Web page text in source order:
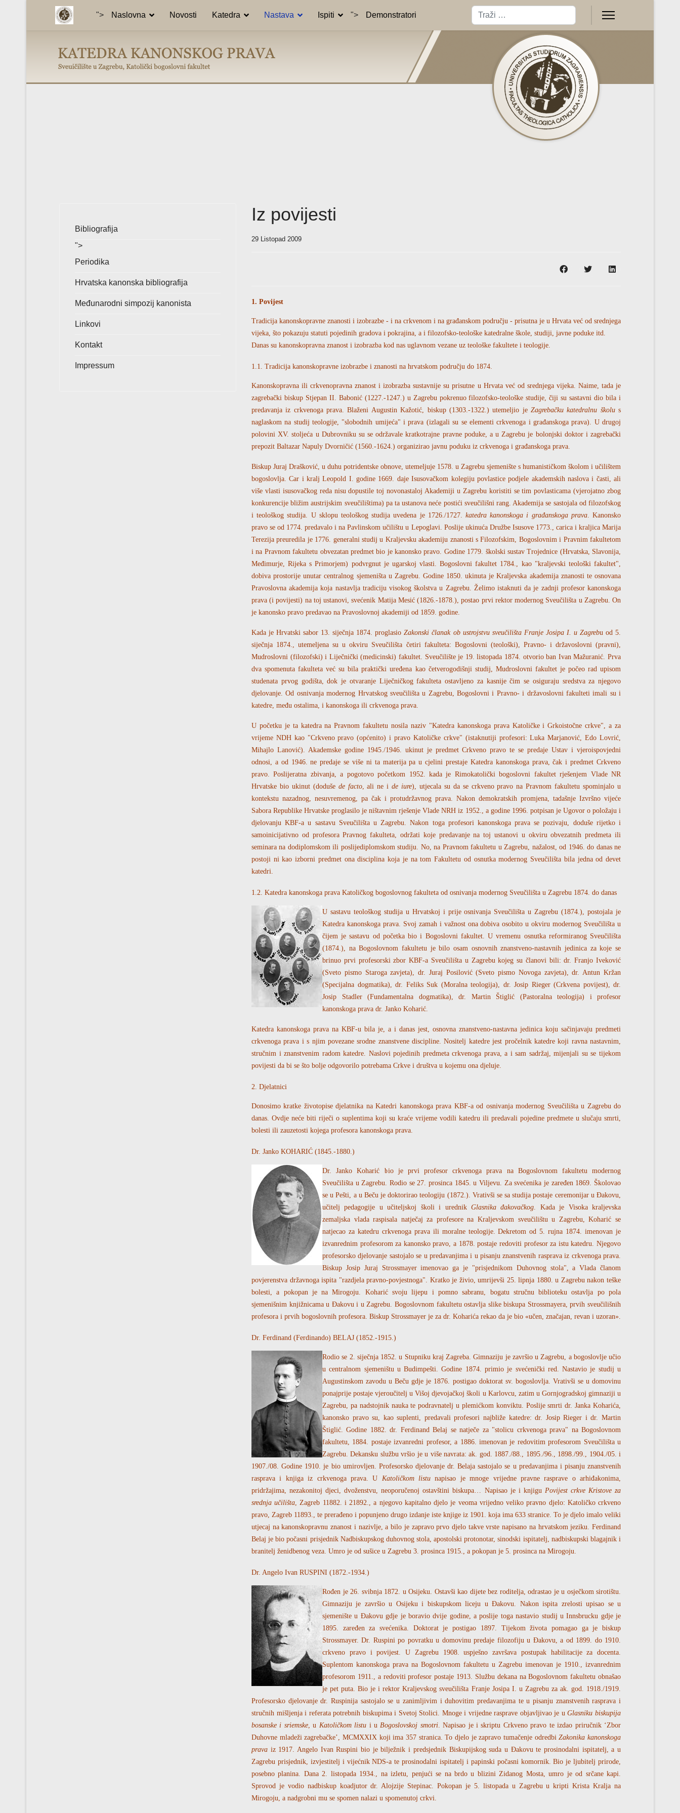
"> Naslovna Novosti Katedra Nastava Ispiti "> Demonstratori Traži
Type 2 or more characters for results.
Bibliografija
">
Periodika
Hrvatska kanonska bibliografija
Međunarodni simpozij kanonista
Linkovi
Kontakt
Impressum
Iz povijesti
29 Listopad 2009
1. Povijest
Tradicija kanonskopravne znanosti i izobrazbe - i na crkvenom i na građanskom području - prisutna je u Hrvata već od srednjega
vijeka, što pokazuju statuti pojedinih gradova i pokrajina, a i filozofsko-teološke katedralne škole, studiji, javne poduke itd.
Danas su kanonskopravna znanost i izobrazba kod nas uglavnom vezane uz teološke fakultete i teologije.
1.1. Tradicija kanonskopravne izobrazbe i znanosti na hrvatskom području do 1874.
Kanonskopravna ili crkvenopravna znanost i izobrazba sustavnije su prisutne u Hrvata već od srednjega vijeka. Naime, tada je
zagrebački biskup Stjepan II. Babonić (1227.-1247.) u Zagrebu pokrenuo filozofsko-teološke studije, čiji su sastavni dio bila i
predavanja iz crkvenoga prava. Blaženi Augustin Kažotić, biskup (1303.-1322.) utemeljio je Zagrebačku katedralnu školus
naglaskom na studij teologije, "slobodnih umijeća" i prava (izlagali su se elementi crkvenoga i građanskoga prava). U drugoj
polovini XV. stoljeća u Dubrovniku su se održavale kratkotrajne pravne poduke, a u Zagrebu je bolonjski doktor i zagrebački
prepozit Baltazar Napuly Dvorničić (1560.-1624.) organizirao javnu poduku iz crkvenoga i građanskoga prava.
Biskup Juraj Drašković, u duhu potridentske obnove, utemeljuje 1578. u Zagrebu sjemenište s humanističkom školom i učilištem
bogoslovlja. Car i kralj Leopold I. godine 1669. daje Isusovačkom kolegiju povlastice podjele akademskih naslova i časti, ali
više vlasti isusovačkog reda nisu dopustile toj novonastaloj Akademiji u Zagrebu koristiti se tim povlasticama (vjerojatno zbog
konkurencije bližim austrijskim sveučilištima) pa ta ustanova neće postići sveučilišni rang. Akademija se sastojala od filozofskog
i teološkog studija. U sklopu teološkog studija uvedena je 1726./1727. katedra kanonskoga i građanskoga prava. Kanonsko
pravo se od 1774. predavalo i na Pavlinskom učilištu u Lepoglavi. Poslije ukinuća Družbe Isusove 1773., carica i kraljica Marija
Terezija preuredila je 1776. generalni studij u Kraljevsku akademiju znanosti s Filozofskim, Bogoslovnim i Pravnim fakultetom
i na Pravnom fakultetu obvezatan predmet bio je kanonsko pravo. Godine 1779. školski sustav Trojednice (Hrvatska, Slavonija,
Međimurje, Rijeka s Primorjem) podvrgnut je ugarskoj vlasti. Bogoslovni fakultet 1784., kao "kraljevski teološki fakultet",
dobiva prostorije unutar centralnog sjemeništa u Zagrebu. Godine 1850. ukinuta je Kraljevska akademija znanosti te osnovana
Pravoslovna akademija koja nastavlja tradiciju visokog školstva u Zagrebu. Želimo istaknuti da je zadnji profesor kanonskoga
prava (i povijesti) na toj ustanovi, svećenik Matija Mesić (1826.-1878.), postao prvi rektor modernog Sveučilišta u Zagrebu. On
je kanonsko pravo predavao na Pravoslovnoj akademiji od 1859. godine.
Kada je Hrvatski sabor 13. siječnja 1874. proglasioZakonski članak ob ustrojstvu sveučilišta Franje Josipa I. u Zagrebu od 5.
siječnja 1874., utemeljena su u okviru Sveučilišta četiri fakulteta: Bogoslovni (teološki), Pravno- i državoslovni (pravni),
Mudroslovni (filozofski) i Liječnički (medicinski) fakultet. Sveučilište je 19. listopada 1874. otvorio ban Ivan Mažuranić. Prva
dva spomenuta fakulteta već su bila praktički uređena kao četverogodišnji studij, Mudroslovni fakultet je počeo rad upisom
studenata prvog godišta, dok je otvaranje Liječničkog fakulteta ostavljeno za kasnije čim se osiguraju sredstva za njegovo
djelovanje. Od osnivanja modernog Hrvatskog sveučilišta u Zagrebu, Bogoslovni i Pravno- i državoslovni fakulteti imali su i
katedre, među ostalima, i kanonskoga ili crkvenoga prava.
U početku je ta katedra na Pravnom fakultetu nosila naziv "Katedra kanonskoga prava Katoličke i Grkoistočne crkve", a za
vrijeme NDH kao "Crkveno pravo (općenito) i pravo Katoličke crkve" (istaknutiji profesori: Luka Marjanović, Edo Lovrić,
Mihajlo Lanović). Akademske godine 1945./1946. ukinut je predmet Crkveno pravo te se predaje Ustav i vjeroispovjedni
odnosi, a od 1946. ne predaje se više ni ta materija pa u cjelini prestaje Katedra kanonskoga prava, čak i predmet Crkveno
pravo. Poslijeratna zbivanja, a pogotovo početkom 1952. kada je Rimokatolički bogoslovni fakultet rješenjem Vlade NR
Hrvatske bio ukinut (doduše de facto, ali ne ide iure), utjecala su da se crkveno pravo na Pravnom fakultetu spominjalo u
kontekstu nazadnog, nesuvremenog, pa čak i protudržavnog prava. Nakon demokratskih promjena, tadašnje Izvršno vijeće
Sabora Republike Hrvatske proglasilo je ništavnim rješenje Vlade NRH iz 1952., a godine 1996. potpisan je Ugovor o položaju i
djelovanju KBF-a u sastavu Sveučilišta u Zagrebu. Nakon toga profesori kanonskoga prava se pozivaju, doduše rijetko i
samoinicijativno od profesora Pravnog fakulteta, održati koje predavanje na toj ustanovi u okviru obvezatnih predmeta ili
seminara na dodiplomskom ili poslijediplomskom studiju. No, na Pravnom fakultetu u Zagrebu, nažalost, od 1946. do danas ne
postoji ni kao izborni predmet ona disciplina koja je na tom Fakultetu od osnutka modernog Sveučilišta bila jedna od devet
katedri.
1.2. Katedra kanonskoga prava Katoličkog bogoslovnog fakulteta od osnivanja modernog Sveučilišta u Zagrebu 1874. do danas
U sastavu teološkog studija u Hrvatskoj i prije osnivanja Sveučilišta u Zagrebu (1874.), postojala je
Katedra kanonskoga prava. Svoj zamah i važnost ona dobiva osobito u okviru modernog Sveučilišta u
čijem je sastavu od početka bio i Bogoslovni fakultet. U vremenu osnutka reformiranog Sveučilišta
(1874.), na Bogoslovnom fakultetu je bilo osam osnovnih znanstveno-nastavnih jedinica za koje se
brinuo prvi profesorski zbor KBF-a Sveučilišta u Zagrebu kojeg su članovi bili: dr. Franjo Iveković
(Sveto pismo Staroga zavjeta), dr. Juraj Posilović (Sveto pismo Novoga zavjeta), dr. Antun Kržan
(Specijalna dogmatika), dr. Feliks Suk (Moralna teologija), dr. Josip Rieger (Crkvena povijest), dr.
Josip Stadler (Fundamentalna dogmatika), dr. Martin Štiglić (Pastoralna teologija) i profesor
kanonskoga prava dr. Janko Koharić.
Katedra kanonskoga prava na KBF-u bila je, a i danas jest, osnovna znanstveno-nastavna jedinica koju sačinjavaju predmeti
crkvenoga prava i s njim povezane srodne znanstvene discipline. Nositelj katedre jest pročelnik katedre koji ravna nastavnim,
stručnim i znanstvenim radom katedre. Naslovi pojedinih predmeta crkvenoga prava, a i sam sadržaj, mijenjali su se tijekom
povijesti da bi se što bolje odgovorilo potrebama Crkve i društva u kojemu ona djeluje.
2. Djelatnici
Donosimo kratke životopise djelatnika na Katedri kanonskoga prava KBF-a od osnivanja modernog Sveučilišta u Zagrebu do
danas. Ovdje neće biti riječi o suplentima koji su kraće vrijeme vodili katedru ili predavali pojedine predmete u slučaju smrti,
bolesti ili zauzetosti kojega profesora kanonskoga prava.
Dr. Janko KOHARIĆ (1845.-1880.)
Dr. Janko Koharić bio je prvi profesor crkvenoga prava na Bogoslovnom fakultetu modernog
Sveučilišta u Zagrebu. Rodio se 27. prosinca 1845. u Viljevu. Za svećenika je zaređen 1869. Školovao
se u Pešti, a u Beču je doktorirao teologiju (1872.). Vrativši se sa studija postaje ceremonijar u Đakovu,
učitelj pedagogije u učiteljskoj školi i urednikGlasnika đakovačkog. Kada je Visoka kraljevska
zemaljska vlada raspisala natječaj za profesore na Kraljevskom sveučilištu u Zagrebu, Koharić se
natjecao za katedru crkvenoga prava ili moralne teologije. Dekretom od 5. rujna 1874. imenovan je
izvanrednim profesorom za kanonsko pravo, a 1878. postaje redoviti profesor za istu katedru. Njegovo
profesorsko djelovanje sastojalo se u predavanjima i u pisanju znanstvenih rasprava iz crkvenoga prava.
Biskup Josip Juraj Strossmayer imenovao ga je "prisjednikom Duhovnog stola", a Vlada članom
povjerenstva državnoga ispita "razdjela pravno-povjestnoga". Kratko je živio, umrijevši 25. lipnja 1880. u Zagrebu nakon teške
bolesti, a pokopan je na Mirogoju. Koharić svoju lijepu i pomno sabranu, bogatu stručnu biblioteku ostavlja po pola
sjemenišnim knjižnicama u Đakovu i u Zagrebu. Bogoslovnom fakultetu ostavlja slike biskupa Strossmayera, prvih sveučilišnih
profesora i prvih bogoslovnih profesora. Biskup Strossmayer je za dr. Koharića rekao da je bio «učen, značajan, revan i uzoran».
Dr. Ferdinand (Ferdinando) BELAJ (1852.-1915.)
Rodio se 2. siječnja 1852. u Stupniku kraj Zagreba. Gimnaziju je završio u Zagrebu, a bogoslovlje učio
u centralnom sjemeništu u Budimpešti. Godine 1874. primio je svećenički red. Nastavio je studij u
Augustinskom zavodu u Beču gdje je 1876. postigao doktorat sv. bogoslovlja. Vrativši se u domovinu
ponajprije postaje vjeroučitelj u Višoj djevojačkoj školi u Karlovcu, zatim u Gornjogradskoj gimnaziji u
Zagrebu, pa nadstojnik nauka te podravnatelj u plemićkom konviktu. Poslije smrti dr. Janka Koharića,
kanonsko pravo su, kao suplenti, predavali profesori najbliže katedre: dr. Josip Rieger i dr. Martin
Štiglić. Godine 1882. dr. Ferdinand Belaj se natječe za "stolicu crkvenoga prava" na Bogoslovnom
fakultetu, 1884. postaje izvanredni profesor, a 1886. imenovan je redovitim profesorom Sveučilišta u
Zagrebu. Dekansku službu vršio je u više navrata: ak. god. 1887./88., 1895./96., 1898./99., 1904./05. i
1907./08. Godine 1910. je bio umirovljen. Profesorsko djelovanje dr. Belaja sastojalo se u predavanjima i pisanju znanstvenih
rasprava i knjiga iz crkvenoga prava. U Katoličkom listu napisao je mnoge vrijedne pravne rasprave o arhiđakonima,
pridržajima, nezakonitoj djeci, dvoženstvu, neoporučenoj ostavštini biskupa… Napisao je i knjigu Povijest crkve Kristove za
srednja učilišta, Zagreb 11882. i 21892., a njegovo kapitalno djelo je veoma vrijedno veliko pravno djelo: Katoličko crkveno
pravo, Zagreb 11893., te prerađeno i popunjeno drugo izdanje iste knjige iz 1901. koja ima 633 stranice. To je djelo imalo veliki
utjecaj na kanonskopravnu znanost i nazivlje, a bilo je zapravo prvo djelo takve vrste napisano na hrvatskom jeziku. Ferdinand
Belaj je bio počasni prisjednik Nadbiskupskog duhovnog stola, apostolski protonotar, sinodski ispitatelj, nadbiskupski blagajnik i
branitelj ženidbenog veza. Umro je od sušice u Zagrebu 3. prosinca 1915., a pokopan je 5. prosinca na Mirogoju.
Dr. Angelo Ivan RUSPINI (1872.-1934.)
Rođen je 26. svibnja 1872. u Osijeku. Ostavši kao dijete bez roditelja, odrastao je u osječkom sirotištu.
Gimnaziju je završio u Osijeku i biskupskom liceju u Đakovu. Nakon ispita zrelosti upisao se u
sjemenište u Đakovu gdje je boravio dvije godine, a poslije toga nastavio studij u Innsbrucku gdje je
1895. zaređen za svećenika. Doktorat je postigao 1897. Tijekom života pomagao ga je biskup
Strossmayer. Dr. Ruspini po povratku u domovinu predaje filozofiju u Đakovu, a od 1899. do 1910.
crkveno pravo i povijest. U Zagrebu 1908. uspješno završava postupak habilitacije za docenta.
Suplentom kanonskoga prava na Bogoslovnom fakultetu u Zagrebu imenovan je 1910., izvanrednim
profesorom 1911., a redoviti profesor postaje 1913. Službu dekana na Bogoslovnom fakultetu obnašao
je pet puta. Bio je i rektor Kraljevskog sveučilišta Franje Josipa I. u Zagrebu za ak. god. 1918./1919.
Profesorsko djelovanje dr. Ruspinija sastojalo se u zanimljivim i duhovitim predavanjima te u pisanju znanstvenih rasprava i
stručnih mišljenja i referata potrebnih biskupima i Svetoj Stolici. Mnoge i vrijedne rasprave objavljivao je uGlasniku biskupija
bosanske i sriemske, u Katoličkom listu i uBogoslovskoj smotri. Napisao je i skriptu Crkveno pravo te izdao priručnik ‘Zbor
Duhovne mladeži zagrebačke’, MCMXXIX koji ima 357 stranica. To djelo je zapravo tumačenje odredbiZakonika kanonskoga
prava iz 1917. Angelo Ivan Ruspini bio je bilježnik i predsjednik Biskupijskog suda u Đakovu te prosinodalni ispitatelj, a u
Zagrebu prisjednik, izvjestitelj i vijećnik NDS-a te prosinodalni ispitatelj i papinski počasni komornik. Bio je ljubitelj prirode,
posebno planina. Dana 2. listopada 1934., na izletu, penjući se na brdo u blizini Zidanog Mosta, umro je od srčane kapi.
Sprovod je vodio nadbiskup koadjutor dr. Alojzije Stepinac. Pokopan je 5. listopada u Zagrebu u kripti Krista Kralja na
Mirogoju, a nadgrobni mu se spomen nalazi u spomenutoj crkvi.